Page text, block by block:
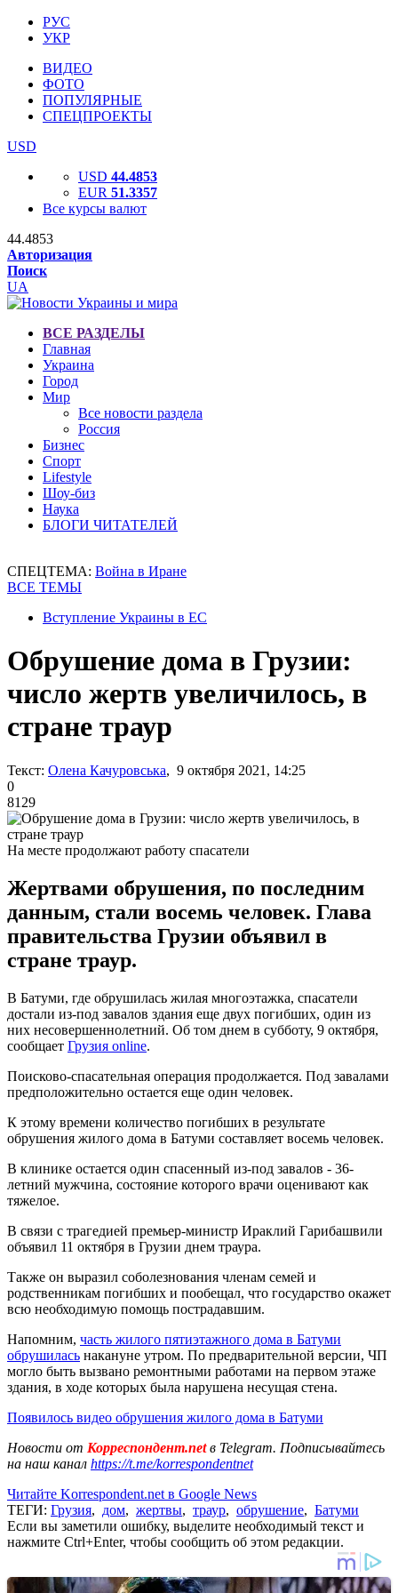
РУС
УКР
ВИДЕО
ФОТО
ПОПУЛЯРНЫЕ
СПЕЦПРОЕКТЫ
USD
USD 44.4853
EUR 51.3357
Все курсы валют
44.4853
Авторизация
Поиск
UA
ВСЕ РАЗДЕЛЫ
Главная
Украина
Город
Мир
Все новости раздела
Россия
Бизнес
Спорт
Lifestyle
Шоу-биз
Наука
БЛОГИ ЧИТАТЕЛЕЙ
СПЕЦТЕМА: Война в Иране
ВСЕ ТЕМЫ
Вступление Украины в ЕС
Обрушение дома в Грузии:
число жертв увеличилось, в
стране траур
Текст: Олена Качуровська, 9 октября 2021, 14:25
0
8129
На месте продолжают работу спасатели
Жертвами обрушения, по последним
данным, стали восемь человек. Глава
правительства Грузии объявил в
стране траур.
В Батуми, где обрушилась жилая многоэтажка, спасатели
достали из-под завалов здания еще двух погибших, один из
них несовершеннолетний. Об том днем в субботу, 9 октября,
сообщает Грузия online.
Поисково-спасательная операция продолжается. Под завалами
предположительно остается еще один человек.
К этому времени количество погибших в результате
обрушения жилого дома в Батуми составляет восемь человек.
В клинике остается один спасенный из-под завалов - 36-
летний мужчина, состояние которого врачи оценивают как
тяжелое.
В связи с трагедией премьер-министр Ираклий Гарибашвили
объявил 11 октября в Грузии днем траура.
Также он выразил соболезнования членам семей и
родственникам погибших и пообещал, что государство окажет
всю необходимую помощь пострадавшим.
Напомним, часть жилого пятиэтажного дома в Батуми
обрушилась накануне утром. По предварительной версии, ЧП
могло быть вызвано ремонтными работами на первом этаже
здания, в ходе которых была нарушена несущая стена.
Появилось видео обрушения жилого дома в Батуми
Новости от Корреспондент.netв Telegram. Подписывайтесь
на наш канал https://t.me/korrespondentnet
Читайте Korrespondent.net в Google News
ТЕГИ: Грузия, дом, жертвы, траур, обрушение, Батуми
Если вы заметили ошибку, выделите необходимый текст и
нажмите Ctrl+Enter, чтобы сообщить об этом редакции.